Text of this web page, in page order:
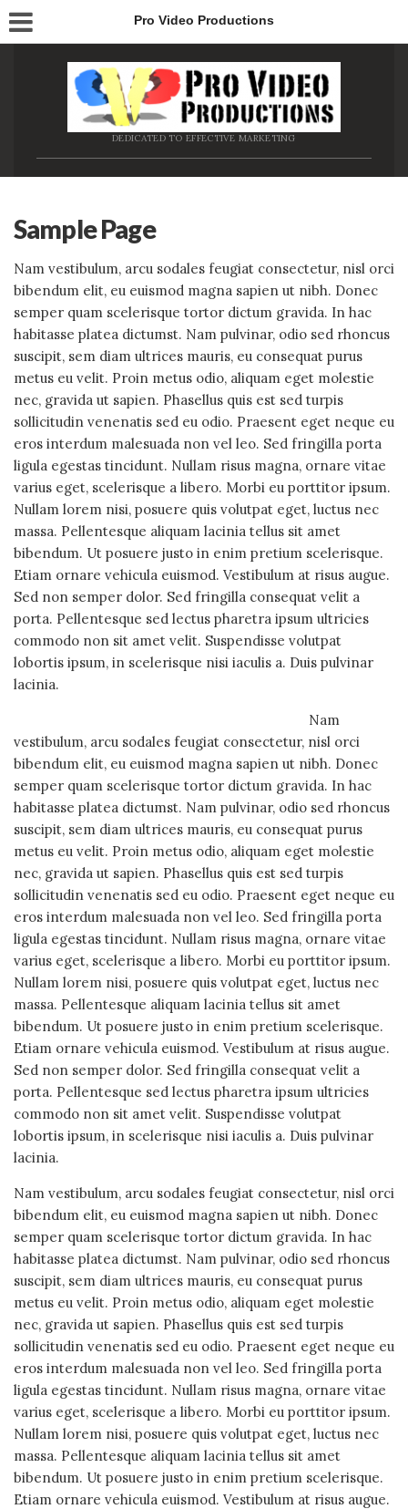
Pro Video Productions
DEDICATED TO EFFECTIVE MARKETING
Sample Page
Nam vestibulum, arcu sodales feugiat consectetur, nisl orci
bibendum elit, eu euismod magna sapien ut nibh. Donec
semper quam scelerisque tortor dictum gravida. In hac
habitasse platea dictumst. Nam pulvinar, odio sed rhoncus
suscipit, sem diam ultrices mauris, eu consequat purus
metus eu velit. Proin metus odio, aliquam eget molestie
nec, gravida ut sapien. Phasellus quis est sed turpis
sollicitudin venenatis sed eu odio. Praesent eget neque eu
eros interdum malesuada non vel leo. Sed fringilla porta
ligula egestas tincidunt. Nullam risus magna, ornare vitae
varius eget, scelerisque a libero. Morbi eu porttitor ipsum.
Nullam lorem nisi, posuere quis volutpat eget, luctus nec
massa. Pellentesque aliquam lacinia tellus sit amet
bibendum. Ut posuere justo in enim pretium scelerisque.
Etiam ornare vehicula euismod. Vestibulum at risus augue.
Sed non semper dolor. Sed fringilla consequat velit a
porta. Pellentesque sed lectus pharetra ipsum ultricies
commodo non sit amet velit. Suspendisse volutpat
lobortis ipsum, in scelerisque nisi iaculis a. Duis pulvinar
lacinia.
Nam
vestibulum, arcu sodales feugiat consectetur, nisl orci
bibendum elit, eu euismod magna sapien ut nibh. Donec
semper quam scelerisque tortor dictum gravida. In hac
habitasse platea dictumst. Nam pulvinar, odio sed rhoncus
suscipit, sem diam ultrices mauris, eu consequat purus
metus eu velit. Proin metus odio, aliquam eget molestie
nec, gravida ut sapien. Phasellus quis est sed turpis
sollicitudin venenatis sed eu odio. Praesent eget neque eu
eros interdum malesuada non vel leo. Sed fringilla porta
ligula egestas tincidunt. Nullam risus magna, ornare vitae
varius eget, scelerisque a libero. Morbi eu porttitor ipsum.
Nullam lorem nisi, posuere quis volutpat eget, luctus nec
massa. Pellentesque aliquam lacinia tellus sit amet
bibendum. Ut posuere justo in enim pretium scelerisque.
Etiam ornare vehicula euismod. Vestibulum at risus augue.
Sed non semper dolor. Sed fringilla consequat velit a
porta. Pellentesque sed lectus pharetra ipsum ultricies
commodo non sit amet velit. Suspendisse volutpat
lobortis ipsum, in scelerisque nisi iaculis a. Duis pulvinar
lacinia.
Nam vestibulum, arcu sodales feugiat consectetur, nisl orci
bibendum elit, eu euismod magna sapien ut nibh. Donec
semper quam scelerisque tortor dictum gravida. In hac
habitasse platea dictumst. Nam pulvinar, odio sed rhoncus
suscipit, sem diam ultrices mauris, eu consequat purus
metus eu velit. Proin metus odio, aliquam eget molestie
nec, gravida ut sapien. Phasellus quis est sed turpis
sollicitudin venenatis sed eu odio. Praesent eget neque eu
eros interdum malesuada non vel leo. Sed fringilla porta
ligula egestas tincidunt. Nullam risus magna, ornare vitae
varius eget, scelerisque a libero. Morbi eu porttitor ipsum.
Nullam lorem nisi, posuere quis volutpat eget, luctus nec
massa. Pellentesque aliquam lacinia tellus sit amet
bibendum. Ut posuere justo in enim pretium scelerisque.
Etiam ornare vehicula euismod. Vestibulum at risus augue.